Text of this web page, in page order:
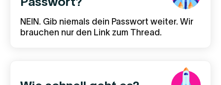
NEIN. Gib niemals dein Passwort weiter. Wir
brauchen nur den Link zum Thread.